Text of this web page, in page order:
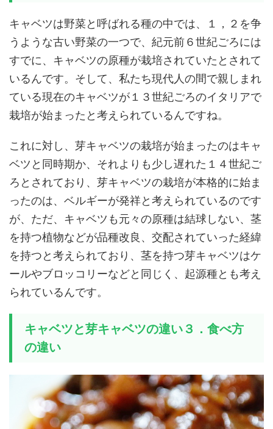
キャベツは野菜と呼ばれる種の中では、１，２を争
うような古い野菜の一つで、紀元前６世紀ごろには
すでに、キャベツの原種が栽培されていたとされて
いるんです。そして、私たち現代人の間で親しまれ
ている現在のキャベツが１３世紀ごろのイタリアで
栽培が始まったと考えられているんですね。
これに対し、芽キャベツの栽培が始まったのはキャ
ベツと同時期か、それよりも少し遅れた１４世紀ご
ろとされており、芽キャベツの栽培が本格的に始ま
ったのは、ベルギーが発祥と考えられているのです
が、ただ、キャベツも元々の原種は結球しない、茎
を持つ植物などが品種改良、交配されていった経緯
を持つと考えられており、茎を持つ芽キャベツはケ
ールやブロッコリーなどと同じく、起源種とも考え
られているんです。
キャベツと芽キャベツの違い３．食べ方
の違い